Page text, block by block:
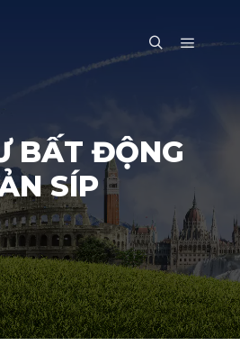
BẤT ĐỘNG
SÍP